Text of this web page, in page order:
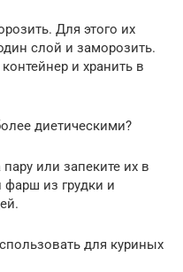
Для этого их
слой и заморозить.
и хранить в
диетическими?
или запеките их в
фарш из грудки и
для куриных